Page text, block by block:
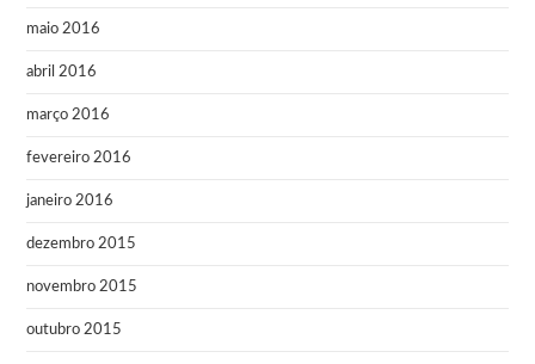
maio 2016
abril 2016
março 2016
fevereiro 2016
janeiro 2016
dezembro 2015
novembro 2015
outubro 2015